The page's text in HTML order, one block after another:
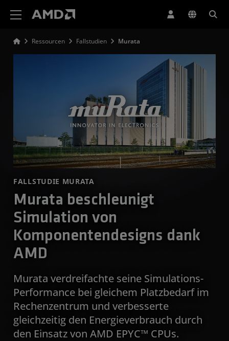
Ressourcen Fallstudien Murata
FALLSTUDIE MURATA
Murata beschleunigt
Simulation von
Komponentendesigns dank
AMD
Murata verdreifachte seine Simulations-
Performance bei gleichem Platzbedarf im
Rechenzentrum und verbesserte
gleichzeitig den Energieverbrauch durch
den Einsatz von AMD EPYC™ CPUs.